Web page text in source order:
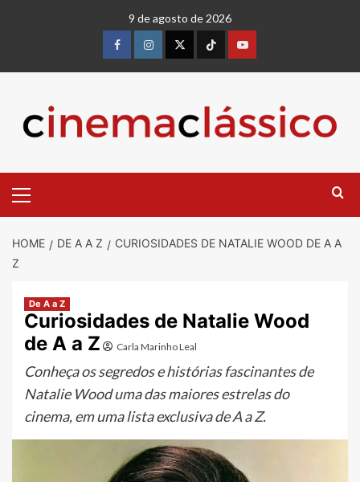
9 de agosto de 2026
FacebookinstagramtwitterTiktokyoutube
Menu
HOME DE A A Z
CURIOSIDADES DE NATALIE WOOD DE A A
Z
De A a Z
Curiosidades de Natalie Wood
de A a Z
Carla Marinho Leal
Conheça os segredos e histórias fascinantes de
Natalie Wood uma das maiores estrelas do
cinema, em uma lista exclusiva de A a Z.